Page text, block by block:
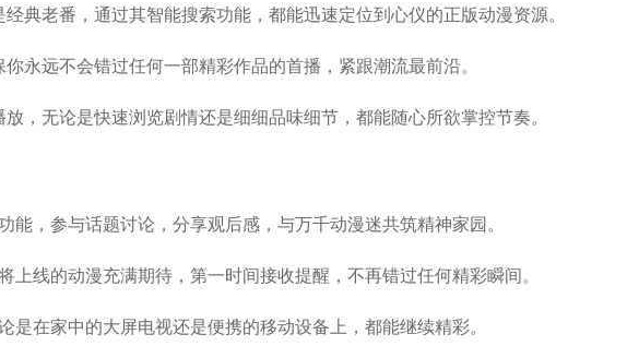
典老番，通过其智能搜索功能，都能迅速定位到心仪的正版动漫资源。
永远不会错过任何一部精彩作品的首播，紧跟潮流最前沿。
，无论是快速浏览剧情还是细细品味细节，都能随心所欲掌控节奏。
能，参与话题讨论，分享观后感，与万千动漫迷共筑精神家园。
上线的动漫充满期待，第一时间接收提醒，不再错过任何精彩瞬间。
是在家中的大屏电视还是便携的移动设备上，都能继续精彩。